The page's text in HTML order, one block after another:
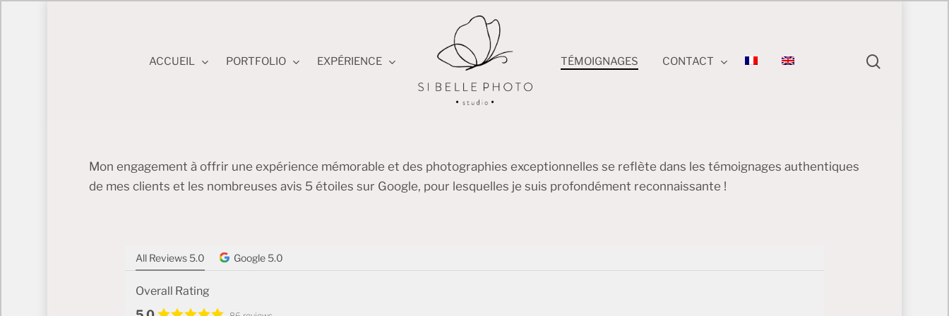
ACCUEIL PORTFOLIO EXPÉRIENCE TÉMOIGNAGES CONTACT
Mon engagement à offrir une expérience mémorable et des photographies exceptionnelles se reflète dans les témoignages authentiques
de mes clients et les nombreuses avis 5 étoiles sur Google, pour lesquelles je suis profondément reconnaissante !
All Reviews 5.0 Google 5.0
Overall Rating